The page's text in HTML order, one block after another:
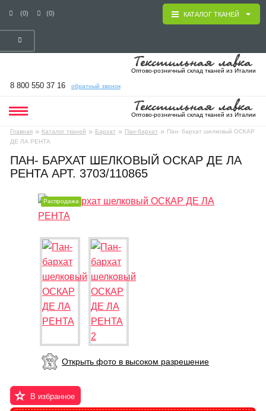
(0) (0)
Оптово-розничный склад тканей из Италии
8 800 550 37 16 обратный звонок
Оптово-розничный склад тканей из Италии
Главная » Каталог тканей » Бархат » Пан-бархат » Пан- бархат шелковый ОСКАР
ДЕ ЛА РЕНТА
КАТАЛОГ ТКАНЕЙ
ПАН- БАРХАТ ШЕЛКОВЫЙ ОСКАР ДЕ ЛА
РЕНТА АРТ. 3703/110865
Распродажа
Открыть фото в высоком разрешение
В избранное